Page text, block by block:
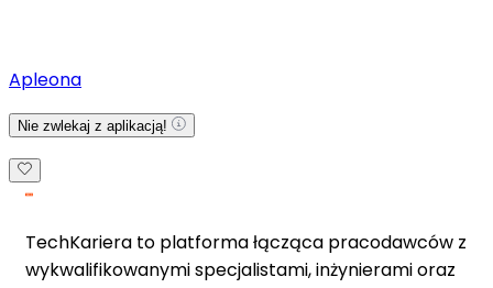
Apleona
Nie zwlekaj z aplikacją!
TechKariera to platforma łącząca pracodawców z
wykwalifikowanymi specjalistami, inżynierami oraz